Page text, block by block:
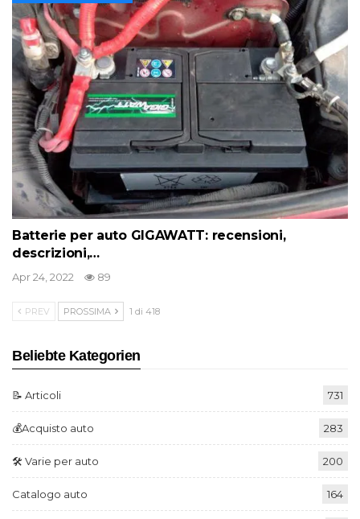
Batterie per auto GIGAWATT: recensioni,
descrizioni,…
Apr 24, 2022 89
PREV PROSSIMA 1 di 418
Beliebte Kategorien
📝 Articoli 731
💰Acquisto auto 283
🛠️ Varie per auto 200
Catalogo auto 164